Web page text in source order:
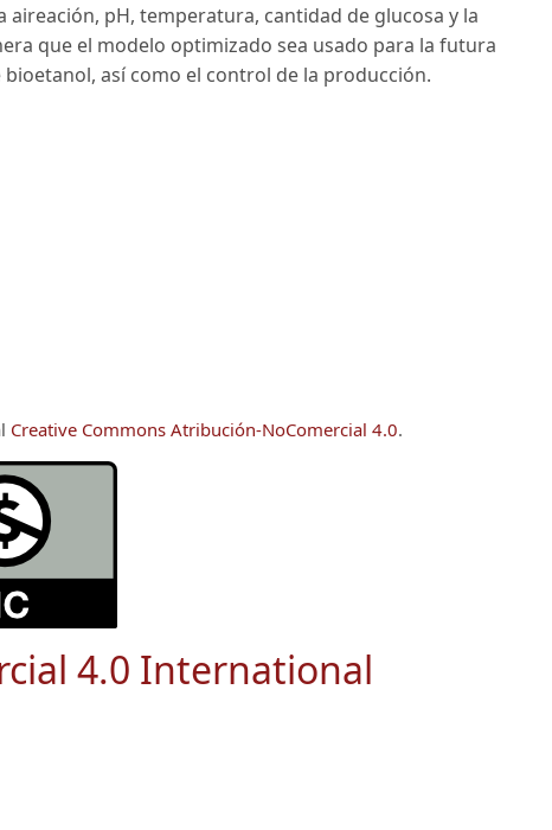
pH, temperatura, cantidad de glucosa y la
que el modelo optimizado sea usado para la futura
así como el control de la producción.
Creative Commons Atribución-NoComercial 4.0.
4.0 International